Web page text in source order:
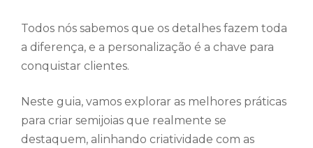
Todos nós sabemos que os detalhes fazem toda
a diferença, e a personalização é a chave para
conquistar clientes.
Neste guia, vamos explorar as melhores práticas
para criar semijoias que realmente se
destaquem, alinhando criatividade com as